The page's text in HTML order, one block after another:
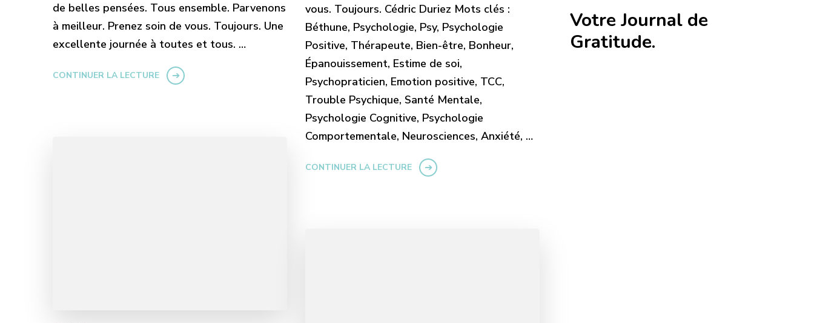
de belles pensées. Tous ensemble. Parvenons
à meilleur. Prenez soin de vous. Toujours. Une
excellente journée à toutes et tous. …
CONTINUER LA LECTURE
vous. Toujours. Cédric Duriez Mots clés :
Béthune, Psychologie, Psy, Psychologie
Positive, Thérapeute, Bien-être, Bonheur,
Épanouissement, Estime de soi,
Psychopraticien, Emotion positive, TCC,
Trouble Psychique, Santé Mentale,
Psychologie Cognitive, Psychologie
Comportementale, Neurosciences, Anxiété, …
CONTINUER LA LECTURE
Votre Journal de
Gratitude.